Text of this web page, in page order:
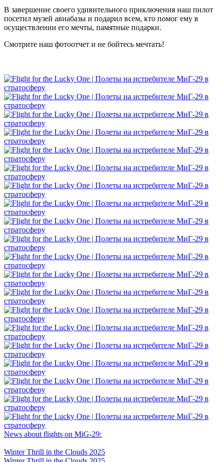
В завершение своего удивительного приключения наш пилот
посетил музей авиабазы и подарил всем, кто помог ему в
осуществлении его мечты, памятные подарки.
Смотрите наш фотоотчет и не бойтесь мечтать!
News about flights on MiG-29:
Winter Thrill in the Clouds 2025